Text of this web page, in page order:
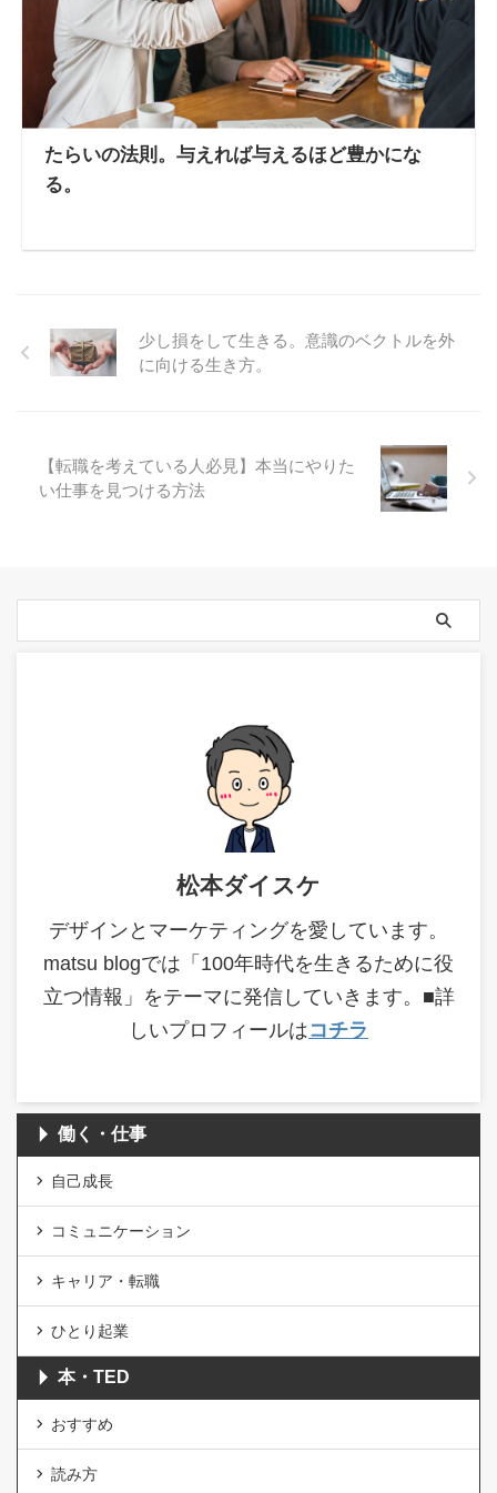
たらいの法則。与えれば与えるほど豊かにな
る。
少し損をして生きる。意識のベクトルを外
に向ける生き方。
【転職を考えている人必見】本当にやりた
い仕事を見つける方法
松本ダイスケ
デザインとマーケティングを愛しています。
matsu blogでは「100年時代を生きるために役
立つ情報」をテーマに発信していきます。■詳
しいプロフィールはコチラ
働く・仕事
自己成長
コミュニケーション
キャリア・転職
ひとり起業
本・TED
おすすめ
読み方